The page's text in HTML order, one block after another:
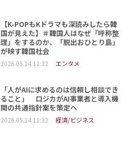
【K-POPもKドラマも深読みしたら韓
国が見えた】＃韓国人はなぜ「呼称整
理」をするのか、「脱出おひとり島」
が映す韓国社会
2026.05.14 11:32 エンタメ
「人がAIに求めるのは信頼し相談でき
ること」 ロジカがAI事業者と導入機
関の共通指針案を策定へ
2026.05.14 11:32 経済/ビジネス